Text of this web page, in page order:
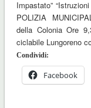
Impastato”
POLIZIA
della Colonia Ore
ciclabile Lungoreno
Condividi:
Facebook